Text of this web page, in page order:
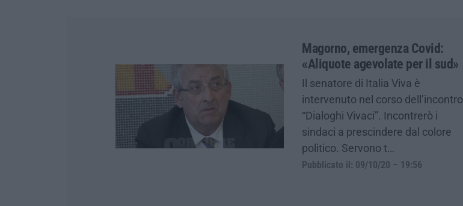
Magorno, emergenza Covid:
«Aliquote agevolate per il sud»
Il senatore di Italia Viva è
intervenuto nel corso dell’incontro
“Dialoghi Vivaci”. Incontrerò i
sindaci a prescindere dal colore
politico. Servono t…
Pubblicato il: 09/10/20 – 19:56